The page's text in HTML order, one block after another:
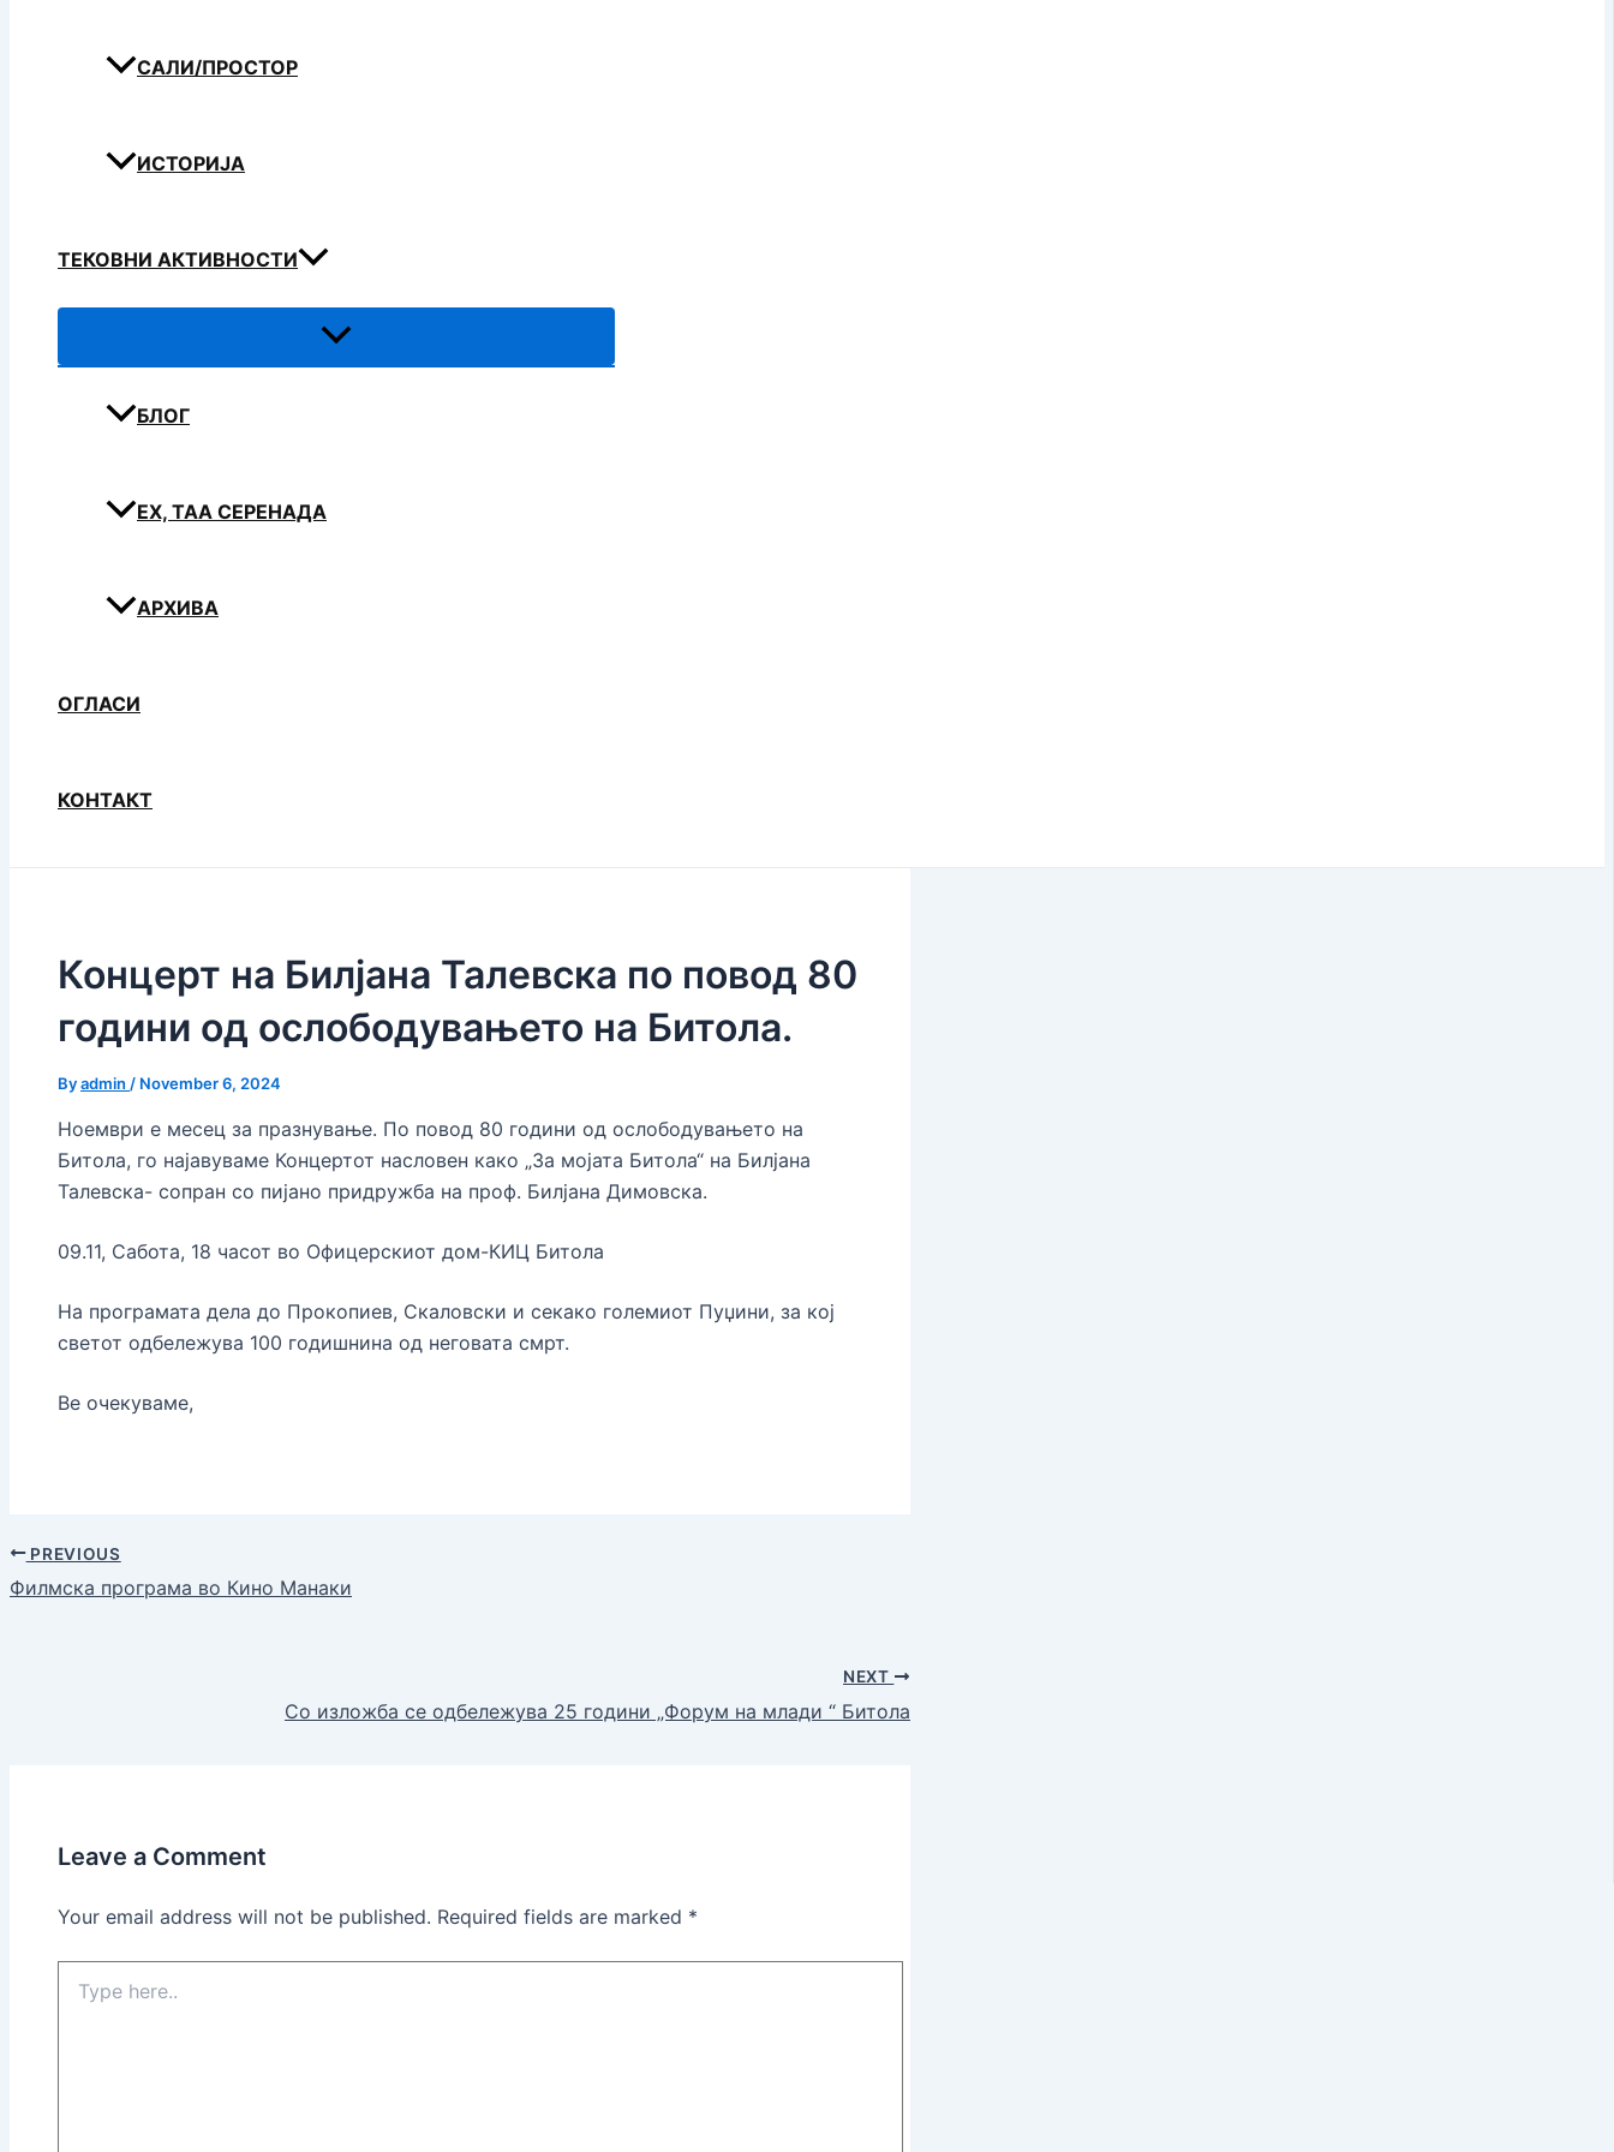
САЛИ/ПРОСТОР
ИСТОРИЈА
ТЕКОВНИ АКТИВНОСТИ
БЛОГ
ЕХ, ТАА СЕРЕНАДА
АРХИВА
ОГЛАСИ
КОНТАКТ
Концерт на Билјана Талевска по повод 80
години од ослободувањето на Битола.
Byadmin / November 6, 2024
Ноември е месец за празнување. По повод 80 години од ослободувањето на
Битола, го најавуваме Концертот насловен како „За мојата Битола“ на Билјана
Талевска- сопран со пијано придружба на проф. Билјана Димовска.
09.11, Сабота, 18 часот во Офицерскиот дом-КИЦ Битола
На програмата дела до Прокопиев, Скаловски и секако големиот Пуџини, за кој
светот одбележува 100 годишнина од неговата смрт.
Ве очекуваме,
PREVIOUS
Филмска програма во Кино Манаки
NEXT
Со изложба се одбележува 25 години „Форум на млади “ Битола
Leave a Comment
Your email address will not be published. Required fields are marked *